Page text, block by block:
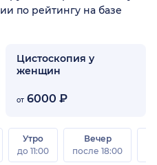
по рейтингу на базе
Цистоскопия у
женщин
от 6000 ₽
Утро
до 11:00
Вечер
после 18:00